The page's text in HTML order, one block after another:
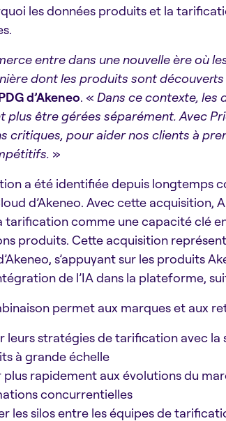
les données produits et la
entre dans une nouvelle ère où
dont les produits sont
d’Akeneo. « Dans ce contexte,
plus être gérées séparément. Avec
critiques, pour aider nos clients à
»
a été identifiée depuis longtemps
d’Akeneo. Avec cette acquisition,
tarification comme une capacité clé
produits. Cette acquisition
s’appuyant sur les produits
de l’IA dans la plateforme,
permet aux marques et aux
leurs stratégies de tarification avec
à grande échelle
plus rapidement aux évolutions du
concurrentielles
les silos entre les équipes de